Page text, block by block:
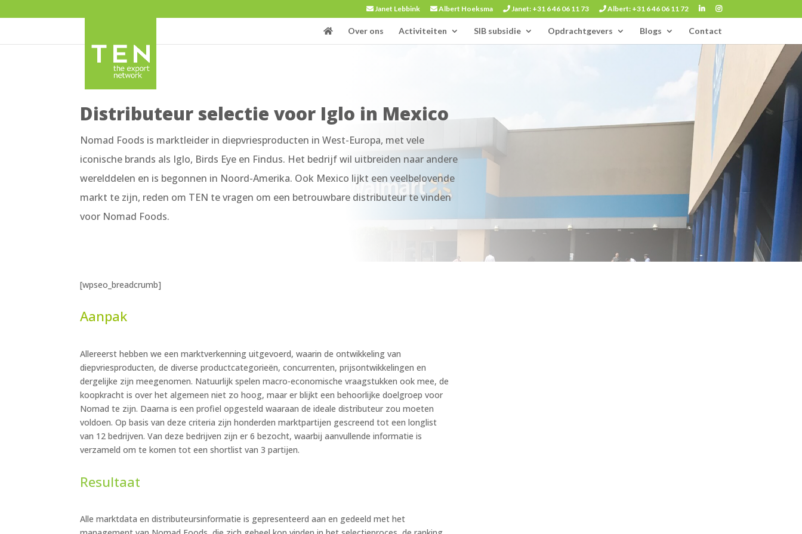
Janet Lebbink Albert Hoeksma Janet: +31 6 46 06 11 73 Albert: +31 6 46 06 11 72
Over ons Activiteiten SIB subsidie Opdrachtgevers Blogs Contact
Distributeur selectie voor Iglo in Mexico
Nomad Foods is marktleider in diepvriesproducten in West-Europa, met vele
iconische brands als Iglo, Birds Eye en Findus. Het bedrijf wil uitbreiden naar andere
werelddelen en is begonnen in Noord-Amerika. Ook Mexico lijkt een veelbelovende
markt te zijn, reden om TEN te vragen om een betrouwbare distributeur te vinden
voor Nomad Foods.
[wpseo_breadcrumb]
Aanpak
Allereerst hebben we een marktverkenning uitgevoerd, waarin de ontwikkeling van
diepvriesproducten, de diverse productcategorieën, concurrenten, prijsontwikkelingen en
dergelijke zijn meegenomen. Natuurlijk spelen macro-economische vraagstukken ook mee, de
koopkracht is over het algemeen niet zo hoog, maar er blijkt een behoorlijke doelgroep voor
Nomad te zijn. Daarna is een profiel opgesteld waaraan de ideale distributeur zou moeten
voldoen. Op basis van deze criteria zijn honderden marktpartijen gescreend tot een longlist
van 12 bedrijven. Van deze bedrijven zijn er 6 bezocht, waarbij aanvullende informatie is
verzameld om te komen tot een shortlist van 3 partijen.
Resultaat
Alle marktdata en distributeursinformatie is gepresenteerd aan en gedeeld met het